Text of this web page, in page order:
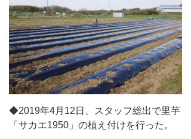
◆2019年4月12日、スタッフ総出で里芋
「サカエ1950」の植え付けを行った。